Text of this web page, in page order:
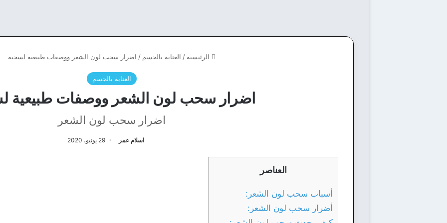
الرئيسية / العناية بالجسم / اضرار سحب لون الشعر ووصفات طبيعية لسحبه
العناية بالجسم
اضرار سحب لون الشعر ووصفات طبيعية
اضرار سحب لون الشعر
اسلام عمر 29 يونيو، 2020
العناصر
أسباب سحب لون الشعر:
أضرار سحب لون الشعر: